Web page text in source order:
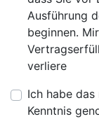
Ausführung
beginnen.
verliere
Ich habe
Kenntnis